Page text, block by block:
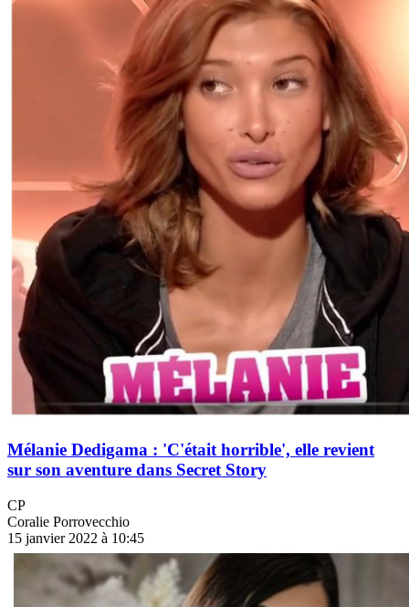
Mélanie Dedigama : 'C'était horrible', elle revient
sur son aventure dans Secret Story
CP
Coralie Porrovecchio
15 janvier 2022 à 10:45